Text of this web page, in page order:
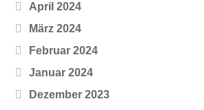
April 2024
März 2024
Februar 2024
Januar 2024
Dezember 2023